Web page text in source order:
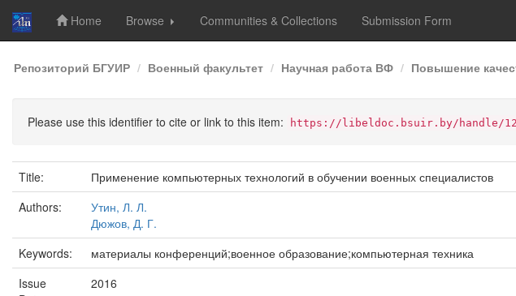
Skip
navigation
Home Browse Communities & Collections Submission Form
Репозиторий БГУИР Военный факультет Научная работа ВФ Повышение
Please use this identifier to cite or link to this item: https://libeldoc.bsuir.by/handle/
Title:
Применение компьютерных технологий в обучении военных специалистов
Authors:
Утин, Л. Л.
Дюжов, Д. Г.
Keywords:
материалы конференций;военное образование;компьютерная техника
Issue
2016